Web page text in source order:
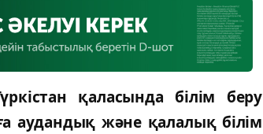
қаласында білім беру
аудандық және қалалық білім